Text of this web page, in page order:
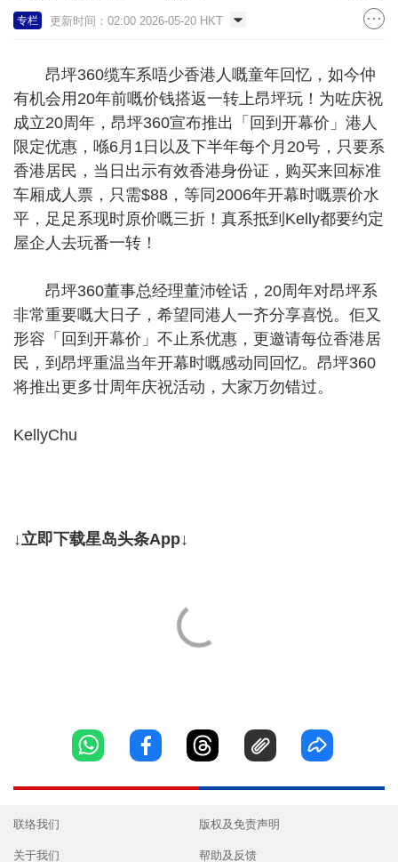
专栏 更新时间：02:00 2026-05-20 HKT
昂坪360缆车系唔少香港人嘅童年回忆，如今仲
有机会用20年前嘅价钱搭返一转上昂坪玩！为咗庆祝
成立20周年，昂坪360宣布推出「回到开幕价」港人
限定优惠，喺6月1日以及下半年每个月20号，只要系
香港居民，当日出示有效香港身份证，购买来回标准
车厢成人票，只需$88，等同2006年开幕时嘅票价水
平，足足系现时原价嘅三折！真系抵到Kelly都要约定
屋企人去玩番一转！
昂坪360董事总经理董沛铨话，20周年对昂坪系
非常重要嘅大日子，希望同港人一齐分享喜悦。佢又
形容「回到开幕价」不止系优惠，更邀请每位香港居
民，到昂坪重温当年开幕时嘅感动同回忆。昂坪360
将推出更多廿周年庆祝活动，大家万勿错过。
KellyChu
↓立即下载星岛头条App↓
联络我们
关于我们
版权及免责声明
帮助及反馈